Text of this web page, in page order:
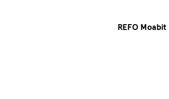
REFO Moabit